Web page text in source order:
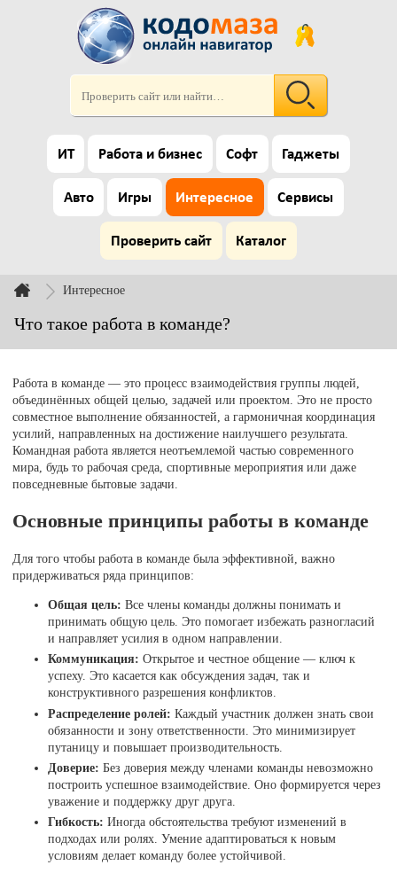
ИТ Работа и бизнес Софт Гаджеты
Авто Игры Интересное Сервисы
Проверить сайт Каталог
Интересное
Что такое работа в команде?
Работа в команде — это процесс взаимодействия группы людей,
объединённых общей целью, задачей или проектом. Это не просто
совместное выполнение обязанностей, а гармоничная координация
усилий, направленных на достижение наилучшего результата.
Командная работа является неотъемлемой частью современного
мира, будь то рабочая среда, спортивные мероприятия или даже
повседневные бытовые задачи.
Основные принципы работы в команде
Для того чтобы работа в команде была эффективной, важно
придерживаться ряда принципов:
Общая цель: Все члены команды должны понимать и
принимать общую цель. Это помогает избежать разногласий
и направляет усилия в одном направлении.
Коммуникация: Открытое и честное общение — ключ к
успеху. Это касается как обсуждения задач, так и
конструктивного разрешения конфликтов.
Распределение ролей: Каждый участник должен знать свои
обязанности и зону ответственности. Это минимизирует
путаницу и повышает производительность.
Доверие: Без доверия между членами команды невозможно
построить успешное взаимодействие. Оно формируется через
уважение и поддержку друг друга.
Гибкость: Иногда обстоятельства требуют изменений в
подходах или ролях. Умение адаптироваться к новым
условиям делает команду более устойчивой.